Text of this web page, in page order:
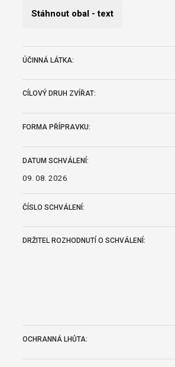
Stáhnout obal - text
ÚČINNÁ LÁTKA:
CÍLOVÝ DRUH ZVÍŘAT:
FORMA PŘÍPRAVKU:
DATUM SCHVÁLENÍ:
09. 08. 2026
ČÍSLO SCHVÁLENÍ:
DRŽITEL ROZHODNUTÍ O SCHVÁLENÍ:
OCHRANNÁ LHŮTA: